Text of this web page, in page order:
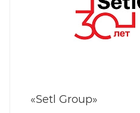
«Setl Group»